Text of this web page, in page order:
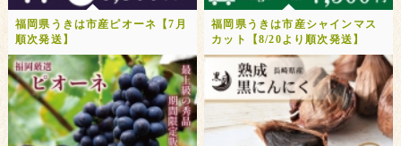
福岡県うきは市産ピオーネ【7月
順次発送】
福岡県うきは市産シャインマス
カット【8/20より順次発送】